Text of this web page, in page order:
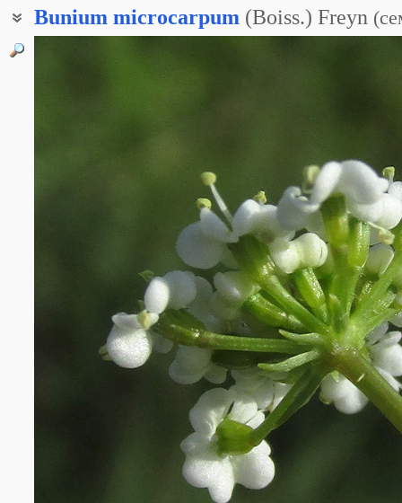
Bunium microcarpum (Boiss.) Freyn (